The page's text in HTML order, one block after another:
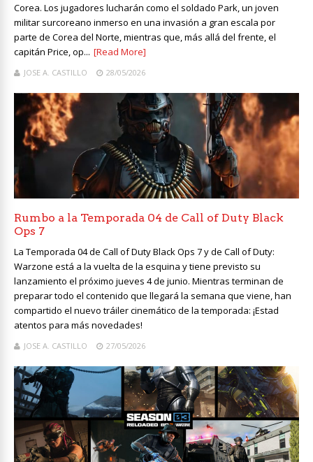
Corea. Los jugadores lucharán como el soldado Park, un joven
militar surcoreano inmerso en una invasión a gran escala por
parte de Corea del Norte, mientras que, más allá del frente, el
capitán Price, op... [Read More]
JOSE A. CASTILLO 28/05/2026
Rumbo a la Temporada 04 de Call of Duty Black
Ops 7
La Temporada 04 de Call of Duty Black Ops 7 y de Call of Duty:
Warzone está a la vuelta de la esquina y tiene previsto su
lanzamiento el próximo jueves 4 de junio. Mientras terminan de
preparar todo el contenido que llegará la semana que viene, han
compartido el nuevo tráiler cinemático de la temporada: ¡Estad
atentos para más novedades!
JOSE A. CASTILLO 27/05/2026